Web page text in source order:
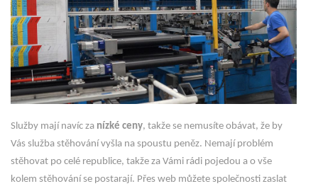
Služby mají navíc za nízké ceny, takže se nemusíte obávat, že by
Vás služba stěhování vyšla na spoustu peněz. Nemají problém
stěhovat po celé republice, takže za Vámi rádi pojedou a o vše
kolem stěhování se postarají. Přes web můžete společnosti zaslat